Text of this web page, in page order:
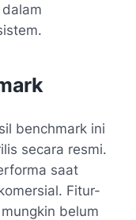
benchmark ini
secara resmi.
saat
Fitur-
belum